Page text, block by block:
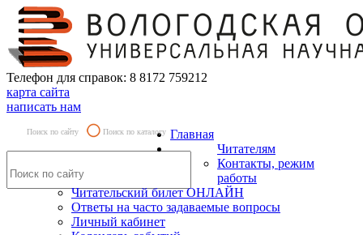
Телефон для справок: 8 8172 759212
карта сайта
написать нам
Поиск по сайту Поиск по каталогу Главная
Читателям
Контакты, режим
работы
Читательский билет ОНЛАЙН
Ответы на часто задаваемые вопросы
Личный кабинет